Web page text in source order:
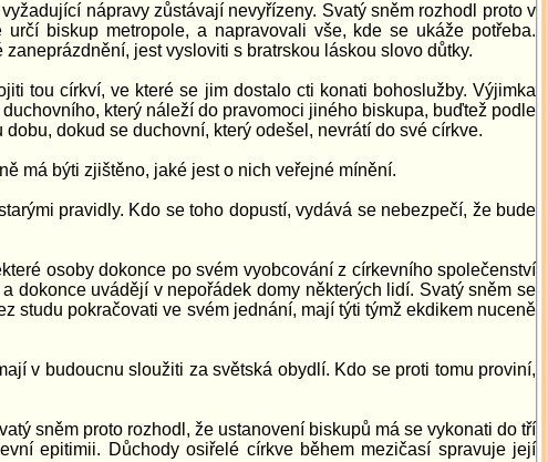
nápravy zůstávají nevyřízeny. Svatý sněm rozhodl proto v
biskup metropole, a napravovali vše, kde se ukáže potřeba.
jest vysloviti s bratrskou láskou slovo důtky.
tou církví, ve které se jim dostalo cti konati bohoslužby. Výjimka
který náleží do pravomoci jiného biskupa, buďtež podle
dokud se duchovní, který odešel, nevrátí do své církve.
má býti zjištěno, jaké jest o nich veřejné mínění.
pravidly. Kdo se toho dopustí, vydává se nebezpečí, že bude
osoby dokonce po svém vyobcování z církevního společenství
dokonce uvádějí v nepořádek domy některých lidí. Svatý sněm se
studu pokračovati ve svém jednání, mají týti týmž ekdikem nuceně
v budoucnu sloužiti za světská obydlí. Kdo se proti tomu proviní,
sněm proto rozhodl, že ustanovení biskupů má se vykonati do tří
epitimii. Důchody osiřelé církve během mezičasí spravuje její